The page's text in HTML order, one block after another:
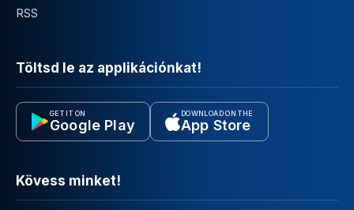
RSS
Töltsd le az applikációnkat!
GET IT ON
Google Play
DOWNLOAD ON THE
App Store
Kövess minket!